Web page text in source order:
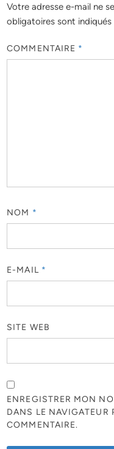
Votre adresse e-mail ne
obligatoires sont indiqués
COMMENTAIRE *
NOM *
E-MAIL *
SITE WEB
ENREGISTRER MON
DANS LE NAVIGATEUR
COMMENTAIRE.